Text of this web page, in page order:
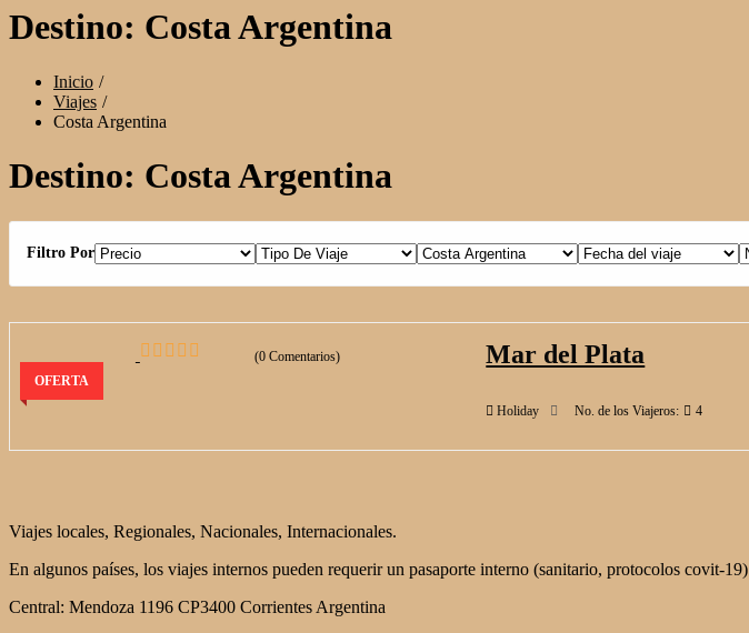
Destino: Costa Argentina
Inicio
Viajes
Costa Argentina
Destino: Costa Argentina
Filtro Por
(0 Comentarios)
OFERTA
Mar del Plata
Holiday No. de los Viajeros: 4
Viajes locales, Regionales, Nacionales, Internacionales.
En algunos países, los viajes internos pueden requerir un pasaporte interno (sanitario, protocolos covit-19)
Central: Mendoza 1196 CP3400 Corrientes Argentina